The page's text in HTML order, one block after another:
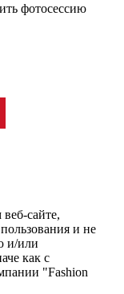
фотосессию
сайте,
и не
и/или
как с
"Fashion